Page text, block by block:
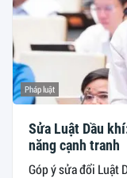
Pháp luật
Sửa Luật Dầu
năng cạnh tranh
Góp ý sửa đổi Luật